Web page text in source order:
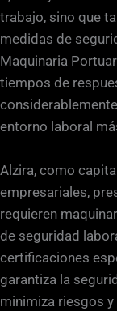
trabajo, sino que
medidas de
Maquinaria
tiempos de
entorno laboral
Alzira, como
empresariales,
requieren
de seguridad
certificaciones
garantiza la
minimiza riesgos